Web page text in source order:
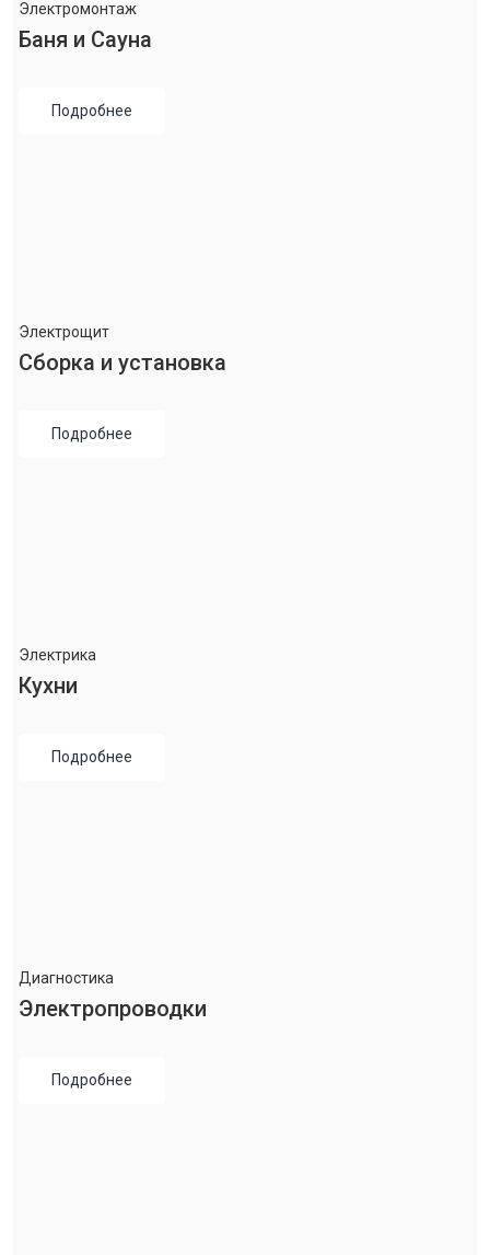
Электромонтаж
Баня и Сауна
Подробнее
Электрощит
Сборка и установка
Подробнее
Электрика
Кухни
Подробнее
Диагностика
Электропроводки
Подробнее